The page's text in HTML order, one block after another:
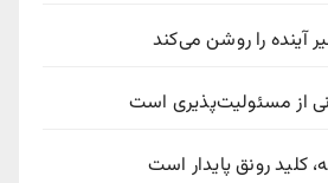
آینده را روشن می‌کند
از مسئولیت‌پذیری است
کلید رونق پایدار است